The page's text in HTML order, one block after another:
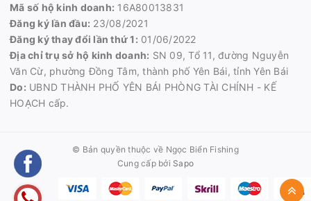
Mã số hộ kinh doanh: 16A80013831
Đăng ký lần đầu: 23/08/2021
Đăng ký thay đổi lần thứ 1: 01/06/2022
Địa chỉ trụ sở hộ kinh doanh: SN 09, Tổ 11, đường Nguyễn
Văn Cừ, phường Đồng Tâm, thành phố Yên Bái, tỉnh Yên Bái
Do: UBND THÀNH PHỐ YÊN BÁI PHÒNG TÀI CHÍNH - KẾ
HOẠCH cấp.
© Bản quyền thuộc về Ngọc Biển Fishing
Cung cấp bởi Sapo